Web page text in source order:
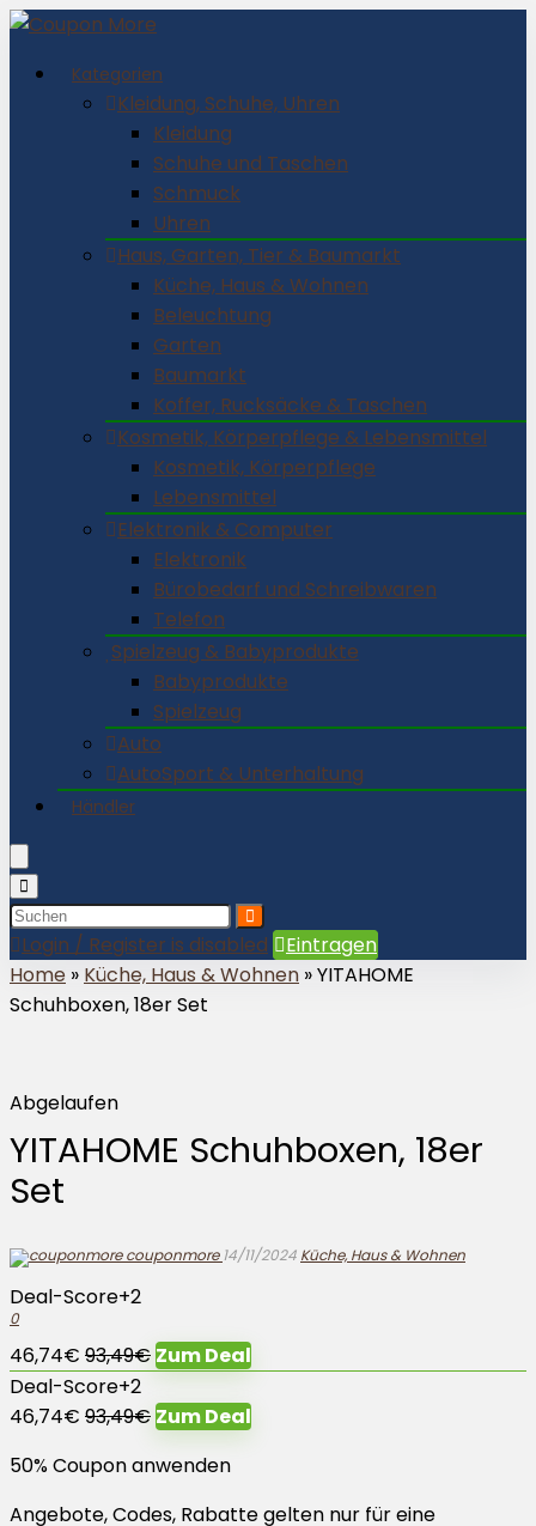
Kategorien
Kleidung, Schuhe, Uhren
Kleidung
Schuhe und Taschen
Schmuck
Uhren
Haus, Garten, Tier & Baumarkt
Küche, Haus & Wohnen
Beleuchtung
Garten
Baumarkt
Koffer, Rucksäcke & Taschen
Kosmetik, Körperpflege & Lebensmittel
Kosmetik, Körperpflege
Lebensmittel
Elektronik & Computer
Elektronik
Bürobedarf und Schreibwaren
Telefon
Spielzeug & Babyprodukte
Babyprodukte
Spielzeug
Auto
AutoSport & Unterhaltung
Händler
Login / Register is disabled
Eintragen
Home » Küche, Haus & Wohnen »YITAHOME
Schuhboxen, 18er Set
Abgelaufen
YITAHOME Schuhboxen, 18er
Set
couponmore14/11/2024 Küche, Haus & Wohnen
Deal-Score+2
0
46,74€ 93,49€ Zum Deal
Deal-Score+2
46,74€ 93,49€ Zum Deal
50% Coupon anwenden
Angebote, Codes, Rabatte gelten nur für eine